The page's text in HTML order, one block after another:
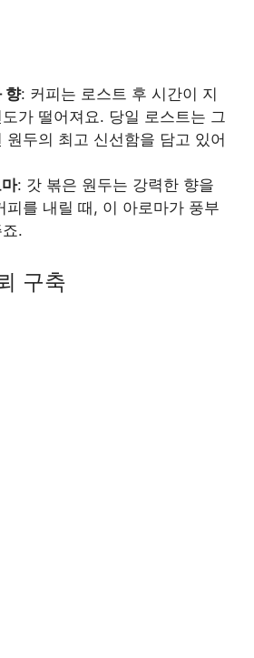
향: 커피는 로스트 후 시간이 지
가 떨어져요. 당일 로스트는 그
원두의 최고 신선함을 담고 있어
: 갓 볶은 원두는 강력한 향을
피를 내릴 때, 이 아로마가 풍부
.
구축